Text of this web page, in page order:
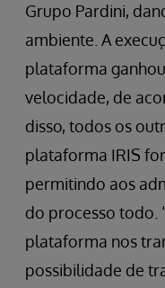
Grupo Pardini,
ambiente. A
plataforma
velocidade, de
disso, todos os
plataforma IRIS
permitindo aos
do processo todo.
plataforma nos
possibilidade de